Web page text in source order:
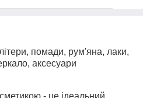
помади, рум'яна, лаки,
аксесуари
- це ідеальний